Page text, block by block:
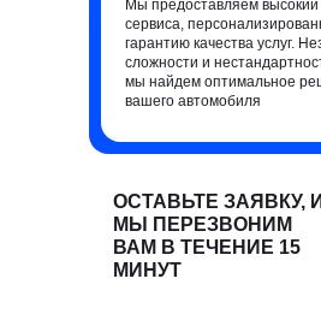
Мы предоставляем высокий
сервиса,
гарантию качества услуг.
сложности и
мы найдем оптимальное
вашего автомобиля
ОСТАВЬТЕ ЗАЯВКУ, И
МЫ ПЕРЕЗВОНИМ
ВАМ В ТЕЧЕНИЕ 15
МИНУТ